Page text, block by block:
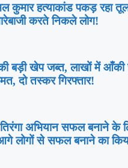
कुमार हत्याकांड पकड़ रहा
करते निकले लोग!
बड़ी खेप जब्त, लाखों में आँकी
दो तस्कर गिरफ्तार!
अभियान सफल बनाने के
लोगों से सफल बनाने का